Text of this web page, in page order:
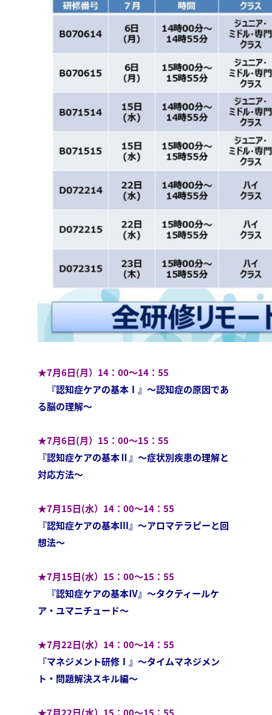
★7月6日(月）14：00～14：55
『認知症ケアの基本Ⅰ』～認知症の原因であ
る脳の理解～
★7月6日(月）15：00～15：55
『認知症ケアの基本Ⅱ』～症状別疾患の理解と
対応方法～
★7月15日(水）14：00～14：55
『認知症ケアの基本Ⅲ』～アロマテラピーと回
想法～
★7月15日(水）15：00～15：55
『認知症ケアの基本Ⅳ』～タクティールケ
ア・ユマニチュード～
★7月22日(水）14：00～14：55
『マネジメント研修Ⅰ』～タイムマネジメン
ト・問題解決スキル編～